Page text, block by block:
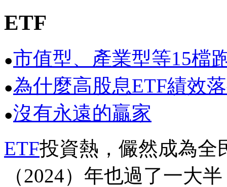
ETF
●市值型、產業型等15檔
●為什麼高股息ETF績效
●沒有永遠的贏家
ETF投資熱，儼然成為全
（2024）年也過了一大